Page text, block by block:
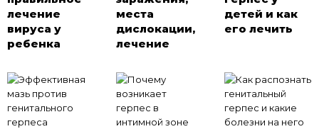
лечение
вируса у
ребенка
места
дислокации,
лечение
детей и как
его лечить